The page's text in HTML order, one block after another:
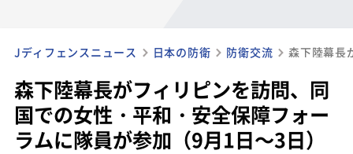
Jディフェンスニュース 日本の防衛 防衛交流
森下陸幕長がフィリピンを訪問、同
国での女性・平和・安全保障フォー
ラムに隊員が参加（9月1日～3日）